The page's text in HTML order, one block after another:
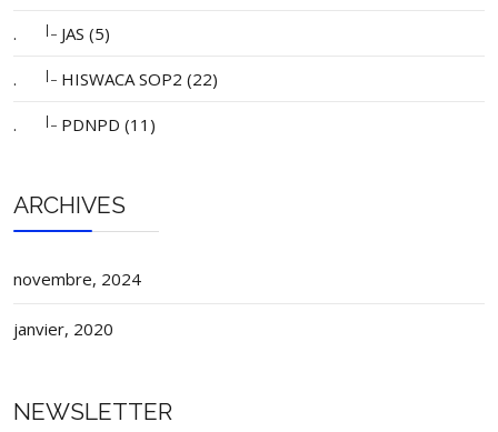
. |_ JAS (5)
. |_ HISWACA SOP2 (22)
. |_ PDNPD (11)
ARCHIVES
novembre, 2024
janvier, 2020
NEWSLETTER